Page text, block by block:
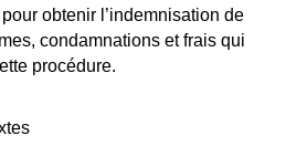
obtenir l’indemnisation de
condamnations et frais qui
procédure.